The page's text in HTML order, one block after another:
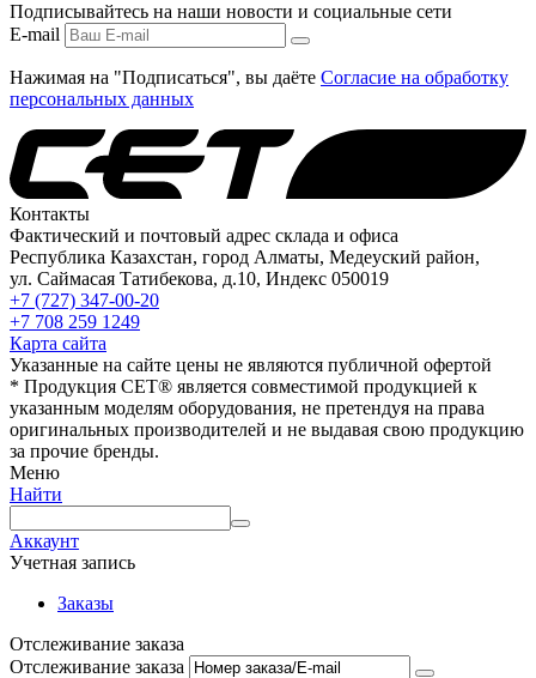
Подписывайтесь на наши новости и социальные сети
E-mail
Нажимая на "Подписаться", вы даёте Согласие на обработку
персональных данных
Контакты
Фактический и почтовый адрес склада и офиса
Республика Казахстан, город Алматы, Медеуский район,
ул. Саймасая Татибекова, д.10, Индекс 050019
+7 (727) 347-00-20
+7 708 259 1249
Карта сайта
Указанные на сайте цены не являются публичной офертой
* Продукция СЕТ® является совместимой продукцией к
указанным моделям оборудования, не претендуя на права
оригинальных производителей и не выдавая свою продукцию
за прочие бренды.
Меню
Найти
Аккаунт
Учетная запись
Заказы
Отслеживание заказа
Отслеживание заказа